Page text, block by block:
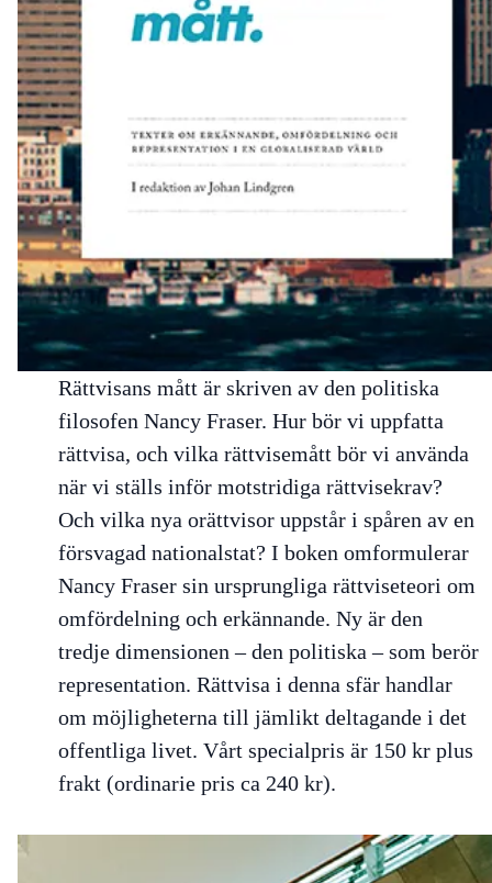
Rättvisans måttär skriven av den politiska
filosofen Nancy Fraser. Hur bör vi uppfatta
rättvisa, och vilka rättvisemått bör vi använda
när vi ställs inför motstridiga rättvisekrav?
Och vilka nya orättvisor uppstår i spåren av en
försvagad nationalstat? I boken omformulerar
Nancy Fraser sin ursprungliga rättviseteori om
omfördelning och erkännande. Ny är den
tredje dimensionen – den politiska – som berör
representation. Rättvisa i denna sfär handlar
om möjligheterna till jämlikt deltagande i det
offentliga livet. Vårt specialpris är 150 kr plus
frakt (ordinarie pris ca 240 kr).